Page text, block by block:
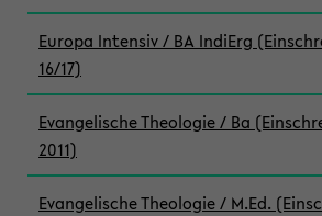
Europa Intensiv / BA IndiErg
16/17)
Evangelische Theologie / Ba
2011)
Evangelische Theologie / M.Ed.